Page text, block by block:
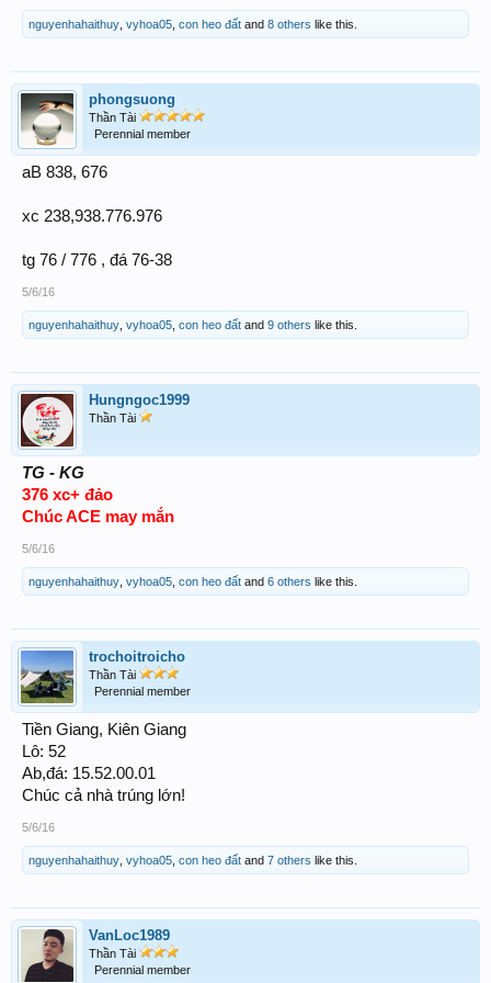
nguyenhahaithuy vyhoa05 con heo đất and 8 others like this.
phongsuong
Thần Tài
Perennial member
aB 838, 676
xc 238,938.776.976
tg 76 / 776 , đá 76-38
5/6/16
nguyenhahaithuy vyhoa05 con heo đất and 9 others like this.
Hungngoc1999
Thần Tài
TG - KG
376 xc+ đảo
Chúc ACE may mắn
5/6/16
nguyenhahaithuy vyhoa05 con heo đất and 6 others like this.
trochoitroicho
Thần Tài
Perennial member
Tiền Giang, Kiên Giang
Lô: 52
Ab,đá: 15.52.00.01
Chúc cả nhà trúng lớn!
5/6/16
nguyenhahaithuy vyhoa05 con heo đất and 7 others like this.
VanLoc1989
Thần Tài
Perennial member